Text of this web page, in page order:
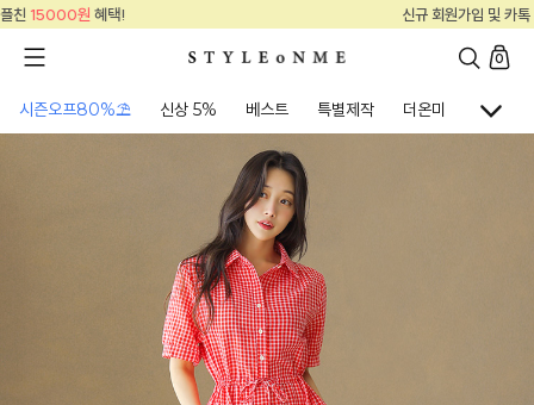
신규 회원가입 및 카톡 플친
0
시즌오프80%⛱ 신상 5% 베스트 특별제작 더온미 골프웨어